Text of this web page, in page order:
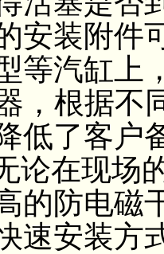
安装附件
等汽缸上
，根据不
低了客户
论在现场
的防电磁
速安装方